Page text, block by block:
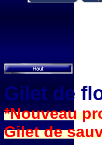
Gilet de
*Nouveau
Gilet de